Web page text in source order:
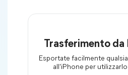
Trasferimento da
Esportate facilmente
all'iPhone per